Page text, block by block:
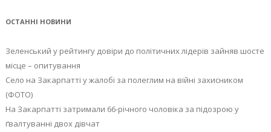
ОСТАННІ НОВИНИ
Зеленський у рейтингу довіри до політичних лідерів зайняв шосте
місце – опитування
Село на Закарпатті у жалобі за полеглим на війні захисником
(ФОТО)
На Закарпатті затримали 66-річного чоловіка за підозрою у
ґвалтуванні двох дівчат